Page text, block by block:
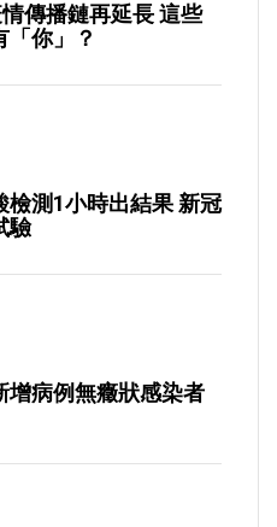
傳播鏈再延長 這些
「你」？
測1小時出結果 新冠
驗
增病例無癥狀感染者